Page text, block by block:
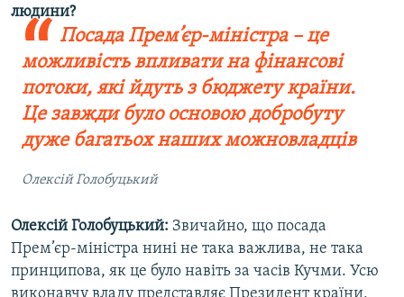
людини?
Посада Прем’єр-міністра – це
можливість впливати на фінансові
потоки, які йдуть з бюджету країни.
Це завжди було основою добробуту
дуже багатьох наших можновладців
Олексій Голобуцький
Олексій Голобуцький: Звичайно, що посада
Прем’єр-міністра нині не така важлива, не така
принципова, як це було навіть за часів Кучми. Усю